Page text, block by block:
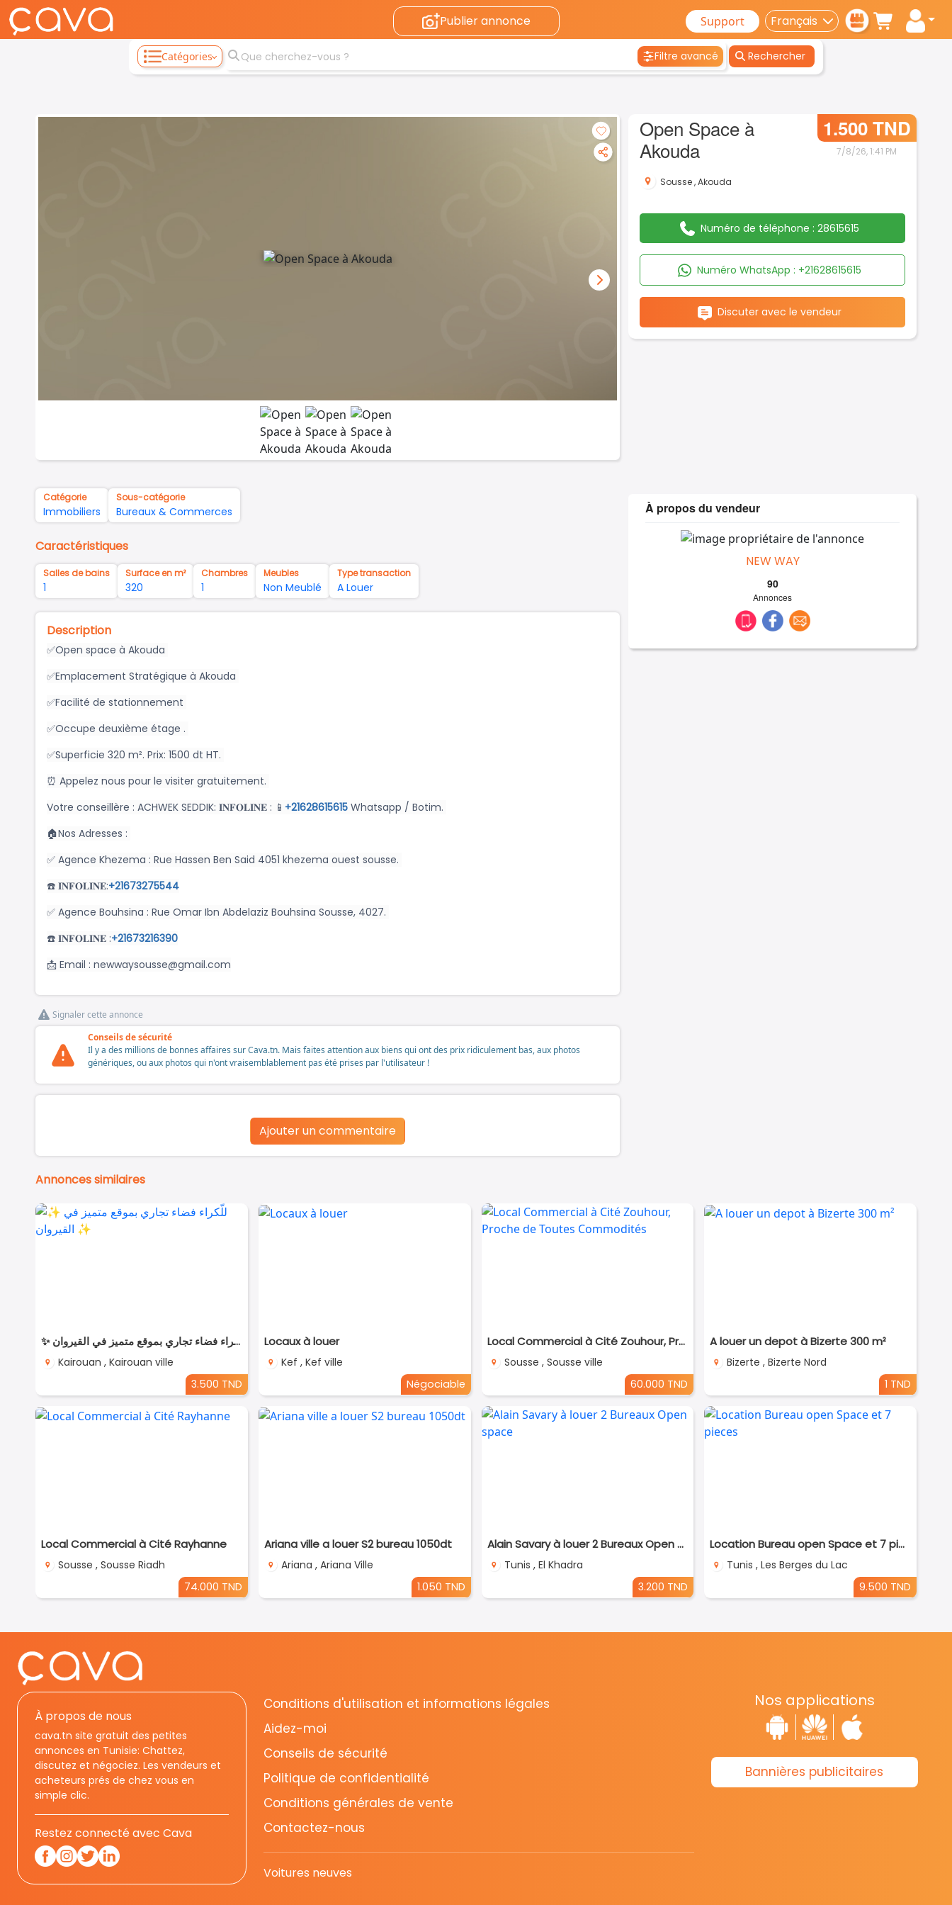
Publier annonce Support
Catégories Filtre avancé Rechercher
Open Space à
Akouda
1.500 TND
7/8/26, 1:41 PM
Sousse,Akouda
Numéro de téléphone :28615615
Numéro WhatsApp : +21628615615
Discuter avec le vendeur
Catégorie
Immobiliers
Sous-catégorie
Bureaux & Commerces
Caractéristiques
Salles de bains
1
Surface en m²
320
Chambres
1
Meubles
Non Meublé
Type transaction
A Louer
Description
✅Open space à Akouda
✅Emplacement Stratégique à Akouda
✅Facilité de stationnement
✅Occupe deuxième étage .
✅Superficie 320 m². Prix: 1500 dt HT.
⏰ Appelez nous pour le visiter gratuitement.
Votre conseillère : ACHWEK SEDDIK: 𝐈𝐍𝐅𝐎𝐋𝐈𝐍𝐄 : 📱 +21628615615 Whatsapp / Botim.
🏠Nos Adresses :
✅ Agence Khezema : Rue Hassen Ben Said 4051 khezema ouest sousse.
☎️ 𝐈𝐍𝐅𝐎𝐋𝐈𝐍𝐄:+21673275544
✅ Agence Bouhsina : Rue Omar Ibn Abdelaziz Bouhsina Sousse, 4027.
☎️ 𝐈𝐍𝐅𝐎𝐋𝐈𝐍𝐄 :+21673216390
📩 Email : newwaysousse@gmail.com
Signaler cette annonce
Conseils de sécurité
Il y a des millions de bonnes affaires sur Cava.tn. Mais faites attention aux biens qui ont des prix ridiculement bas, aux photos
génériques, ou aux photos qui n'ont vraisemblablement pas été prises par l'utilisateur !
Ajouter un commentaire
À propos du vendeur
NEW WAY
90
Annonces
Annonces similaires
✨ للّكراء فضاء تجاري بموقع متميز في القيروان ✨
Kairouan , Kairouan ville
3.500 TND
Locaux à louer
Kef , Kef ville
Négociable
Local Commercial à Cité Zouhour, Proche de Toutes Commodités
Sousse , Sousse ville
60.000 TND
A louer un depot à Bizerte 300 m²
Bizerte , Bizerte Nord
1 TND
Local Commercial à Cité Rayhanne
Sousse , Sousse Riadh
74.000 TND
Ariana ville a louer S2 bureau 1050dt
Ariana , Ariana Ville
1.050 TND
Alain Savary à louer 2 Bureaux Open space
Tunis , El Khadra
3.200 TND
Location Bureau open Space et 7 pieces
Tunis , Les Berges du Lac
9.500 TND
À propos de nous
cava.tn site gratuit des petites
annonces en Tunisie: Chattez,
discutez et négociez. Les vendeurs et
acheteurs prés de chez vous en
simple clic.
Restez connecté avec Cava
Conditions d'utilisation et informations légales
Aidez-moi
Conseils de sécurité
Politique de confidentialité
Conditions générales de vente
Contactez-nous
Voitures neuves
Nos applications
Bannières publicitaires